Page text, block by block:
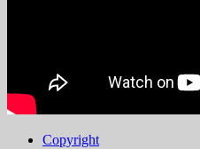
Copyright